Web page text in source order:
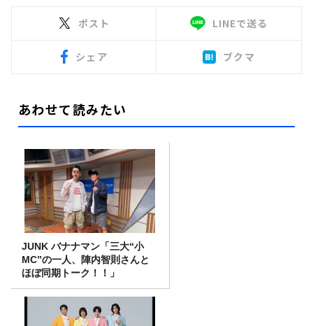
ポスト LINEで送る
シェア ブクマ
あわせて読みたい
JUNK バナナマン「三大“小
MC”の一人、陣内智則さんと
ほぼ同期トーク！！」